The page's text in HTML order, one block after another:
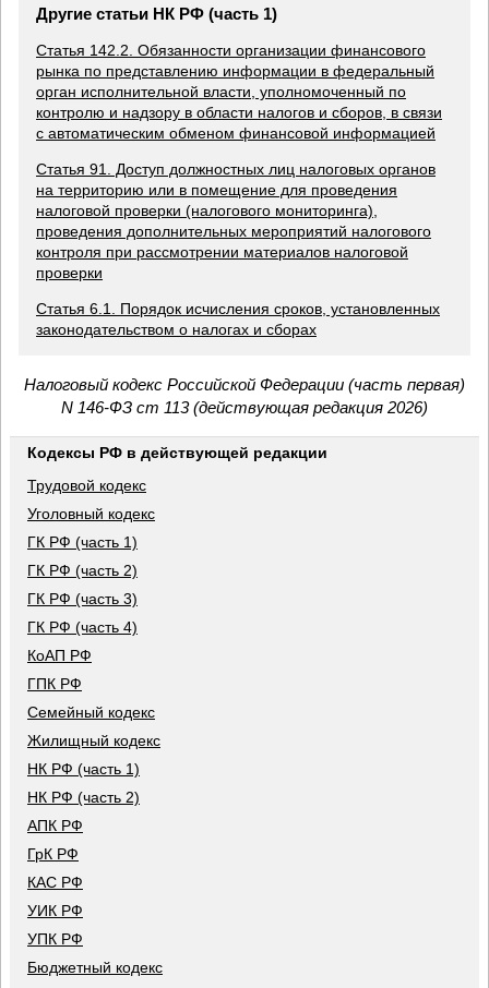
Другие статьи НК РФ (часть 1)
Статья 142.2. Обязанности организации финансового
рынка по представлению информации в федеральный
орган исполнительной власти, уполномоченный по
контролю и надзору в области налогов и сборов, в связи
с автоматическим обменом финансовой информацией
Статья 91. Доступ должностных лиц налоговых органов
на территорию или в помещение для проведения
налоговой проверки (налогового мониторинга),
проведения дополнительных мероприятий налогового
контроля при рассмотрении материалов налоговой
проверки
Статья 6.1. Порядок исчисления сроков, установленных
законодательством о налогах и сборах
Налоговый кодекс Российской Федерации (часть первая)
N 146-ФЗ ст 113 (действующая редакция 2026)
Кодексы РФ в действующей редакции
Трудовой кодекс
Уголовный кодекс
ГК РФ (часть 1)
ГК РФ (часть 2)
ГК РФ (часть 3)
ГК РФ (часть 4)
КоАП РФ
ГПК РФ
Семейный кодекс
Жилищный кодекс
НК РФ (часть 1)
НК РФ (часть 2)
АПК РФ
ГрК РФ
КАС РФ
УИК РФ
УПК РФ
Бюджетный кодекс